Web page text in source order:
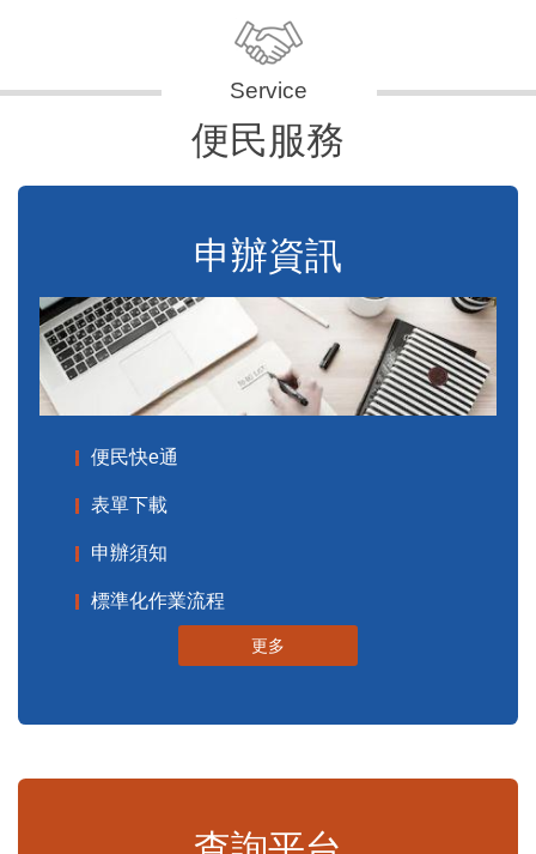
便民服務
申辦資訊
便民快e通
表單下載
申辦須知
標準化作業流程
更多